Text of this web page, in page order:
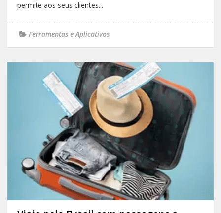
permite aos seus clientes...
Ferramentas e Aplicativos